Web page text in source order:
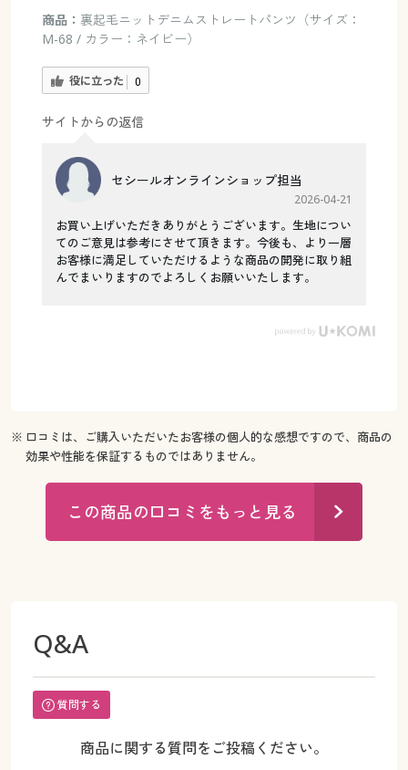
商品： 裏起毛ニットデニムストレートパンツ（サイズ：
M-68 / カラー：ネイビー）
役に立った 0
サイトからの返信
セシールオンラインショップ担当
2026-04-21
お買い上げいただきありがとうございます。生地につい
てのご意見は参考にさせて頂きます。今後も、より一層
お客様に満足していただけるような商品の開発に取り組
んでまいりますのでよろしくお願いいたします。
※ 口コミは、ご購入いただいたお客様の個人的な感想ですので、商品の
効果や性能を保証するものではありません。
この商品の口コミをもっと見る
Q&A
質問する
商品に関する質問をご投稿ください。